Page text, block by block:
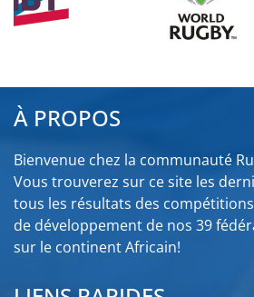
À PROPOS
Bienvenue chez la communauté
Vous trouverez sur ce site les
tous les résultats des
de développement de nos 39
sur le continent Africain!